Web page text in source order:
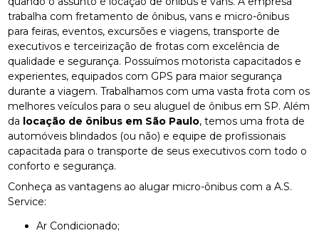
trabalha com fretamento de ônibus, vans e micro-ônibus
para feiras, eventos, excursões e viagens, transporte de
executivos e terceirização de frotas com excelência de
qualidade e segurança. Possuímos motorista capacitados e
experientes, equipados com GPS para maior segurança
durante a viagem. Trabalhamos com uma vasta frota com os
melhores veículos para o seu aluguel de ônibus em SP. Além
da locação de ônibus em São Paulo, temos uma frota de
automóveis blindados (ou não) e equipe de profissionais
capacitada para o transporte de seus executivos com todo o
conforto e segurança.
Conheça as vantagens ao alugar micro-ônibus com a A.S.
Service:
Ar Condicionado;